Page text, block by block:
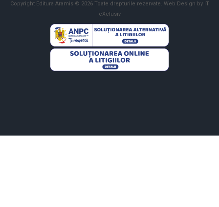
Copyright Editura Aramis © 2026 Toate drepturile rezervate. Web Design by IT
eXclusiv